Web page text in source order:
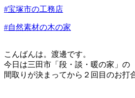
#宝塚市の工務店
#自然素材の木の家
こんばんは。渡邊です。
今日は三田市「段・談・暖の家」の
間取りが決まってから２回目のお打